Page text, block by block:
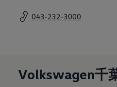
Passat
ID. Buzz
エンジンオイル
ホイールとタイ
043-232-3000
Volkswagen千